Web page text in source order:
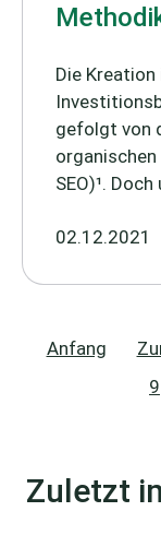
Die
gefolgt von
SEO)¹.
02.12.2021
Anfang
9
Zuletzt